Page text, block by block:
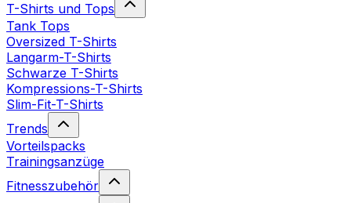
T-Shirts und Tops
Tank Tops
Oversized T-Shirts
Langarm-T-Shirts
Schwarze T-Shirts
Kompressions-T-Shirts
Slim-Fit-T-Shirts
Trends
Vorteilspacks
Trainingsanzüge
Fitnesszubehör